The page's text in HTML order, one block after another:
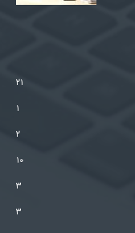
۲۱
۱
۲
۱۰
۳
۳